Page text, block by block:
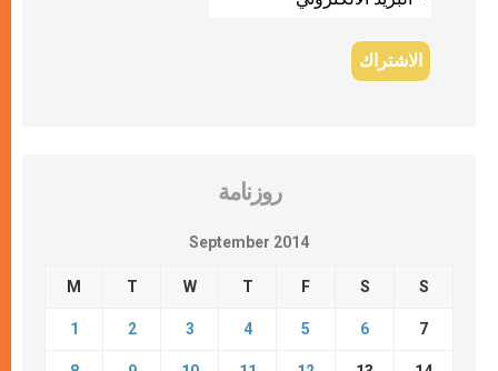
روزنامة
September 2014
M T W T F S S
1 2 3 4 5 6 7